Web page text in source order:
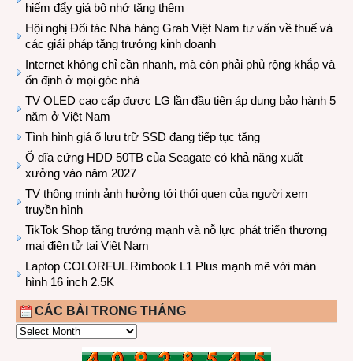
hiếm đẩy giá bộ nhớ tăng thêm
Hội nghị Đối tác Nhà hàng Grab Việt Nam tư vấn về thuế và
các giải pháp tăng trưởng kinh doanh
Internet không chỉ cần nhanh, mà còn phải phủ rộng khắp và
ổn định ở mọi góc nhà
TV OLED cao cấp được LG lần đầu tiên áp dụng bảo hành 5
năm ở Việt Nam
Tình hình giá ổ lưu trữ SSD đang tiếp tục tăng
Ổ đĩa cứng HDD 50TB của Seagate có khả năng xuất
xưởng vào năm 2027
TV thông minh ảnh hưởng tới thói quen của người xem
truyền hình
TikTok Shop tăng trưởng mạnh và nỗ lực phát triển thương
mại điện tử tại Việt Nam
Laptop COLORFUL Rimbook L1 Plus mạnh mẽ với màn
hình 16 inch 2.5K
CÁC BÀI TRONG THÁNG
CÁC